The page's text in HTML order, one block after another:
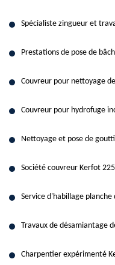
Spécialiste zingueur et
Prestations de pose de
Couvreur pour nettoyage
Couvreur pour hydrofuge
Nettoyage et pose de
Société couvreur Kerfot
Service d'habillage
Travaux de désamiantage
Charpentier expérimenté